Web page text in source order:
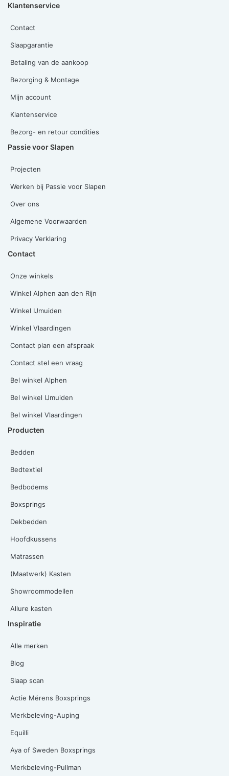
Klantenservice
Contact
Slaapgarantie
Betaling van de aankoop
Bezorging & Montage
Mijn account
Klantenservice
Bezorg- en retour condities
Passie voor Slapen
Projecten
Werken bij Passie voor Slapen
Over ons
Algemene Voorwaarden
Privacy Verklaring
Contact
Onze winkels
Winkel Alphen aan den Rijn
Winkel IJmuiden
Winkel Vlaardingen
Contact plan een afspraak
Contact stel een vraag
Bel winkel Alphen
Bel winkel IJmuiden
Bel winkel Vlaardingen
Producten
Bedden
Bedtextiel
Bedbodems
Boxsprings
Dekbedden
Hoofdkussens
Matrassen
(Maatwerk) Kasten
Showroommodellen
Allure kasten
Inspiratie
Alle merken
Blog
Slaap scan
Actie Mérens Boxsprings
Merkbeleving-Auping
Equilli
Aya of Sweden Boxsprings
Merkbeleving-Pullman